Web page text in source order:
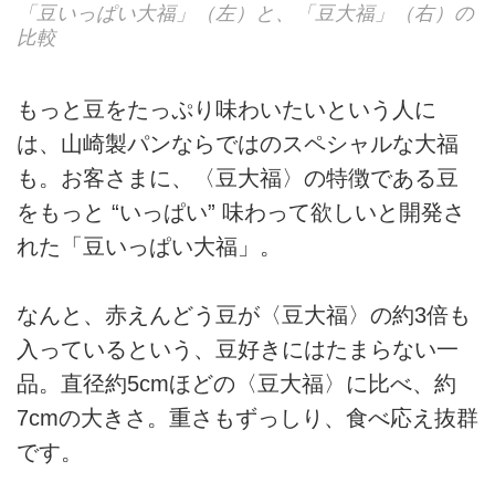
「豆いっぱい大福」（左）と、「豆大福」（右）の
比較
もっと豆をたっぷり味わいたいという人に
は、山崎製パンならではのスペシャルな大福
も。お客さまに、〈豆大福〉の特徴である豆
をもっと “いっぱい” 味わって欲しいと開発さ
れた「豆いっぱい大福」。
なんと、赤えんどう豆が〈豆大福〉の約3倍も
入っているという、豆好きにはたまらない一
品。直径約5cmほどの〈豆大福〉に比べ、約
7cmの大きさ。重さもずっしり、食べ応え抜群
です。